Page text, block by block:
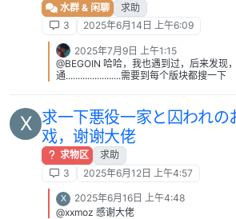
水群 & 闲聊
求助
3
2025年6月14日 上午6:09
2025年7月9日 上午1:15
@BEGOIN 哈哈，我也遇到过，后来发现
通.......................需要到每个版块都搜一下
X 求一下悪役一家と囚われの
戏，谢谢大佬
求物区
求助
3
2025年6月12日 上午4:57
X
2025年6月16日 上午4:48
@xxmoz 感谢大佬